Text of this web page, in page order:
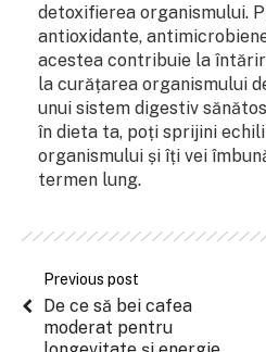
detoxifierea organismului.
antioxidante,
acestea contribuie la
la curățarea organismului
unui sistem digestiv
în dieta ta, poți sprijini
organismului și îți vei
termen lung.
Previous post
De ce să bei cafea
moderat pentru